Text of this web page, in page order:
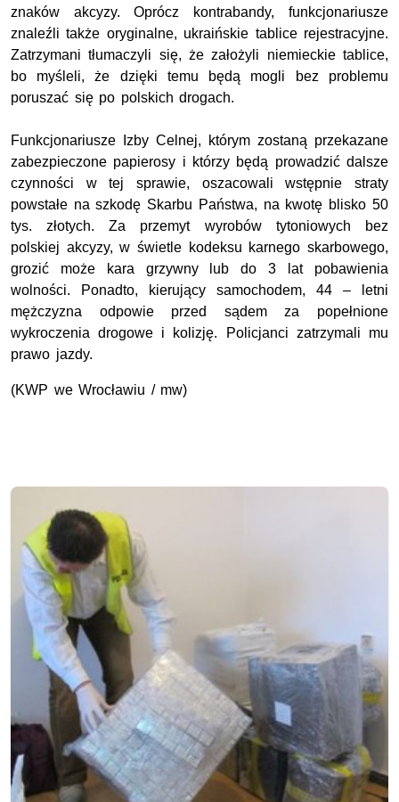
znaków akcyzy. Oprócz kontrabandy, funkcjonariusze
znaleźli także oryginalne, ukraińskie tablice rejestracyjne.
Zatrzymani tłumaczyli się, że założyli niemieckie tablice,
bo myśleli, że dzięki temu będą mogli bez problemu
poruszać się po polskich drogach.
Funkcjonariusze Izby Celnej, którym zostaną przekazane
zabezpieczone papierosy i którzy będą prowadzić dalsze
czynności w tej sprawie, oszacowali wstępnie straty
powstałe na szkodę Skarbu Państwa, na kwotę blisko 50
tys. złotych. Za przemyt wyrobów tytoniowych bez
polskiej akcyzy, w świetle kodeksu karnego skarbowego,
grozić może kara grzywny lub do 3 lat pobawienia
wolności. Ponadto, kierujący samochodem, 44 – letni
mężczyzna odpowie przed sądem za popełnione
wykroczenia drogowe i kolizję. Policjanci zatrzymali mu
prawo jazdy.
(KWP we Wrocławiu / mw)